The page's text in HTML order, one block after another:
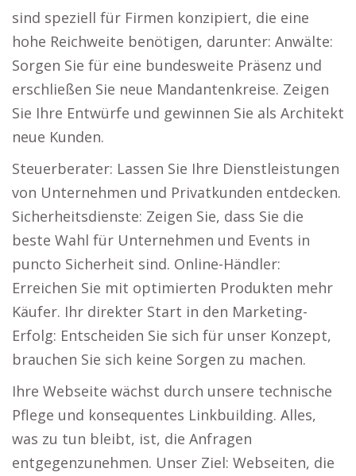
sind speziell für Firmen konzipiert, die eine
hohe Reichweite benötigen, darunter: Anwälte:
Sorgen Sie für eine bundesweite Präsenz und
erschließen Sie neue Mandantenkreise. Zeigen
Sie Ihre Entwürfe und gewinnen Sie als Architekt
neue Kunden.
Steuerberater: Lassen Sie Ihre Dienstleistungen
von Unternehmen und Privatkunden entdecken.
Sicherheitsdienste: Zeigen Sie, dass Sie die
beste Wahl für Unternehmen und Events in
puncto Sicherheit sind. Online-Händler:
Erreichen Sie mit optimierten Produkten mehr
Käufer. Ihr direkter Start in den Marketing-
Erfolg: Entscheiden Sie sich für unser Konzept,
brauchen Sie sich keine Sorgen zu machen.
Ihre Webseite wächst durch unsere technische
Pflege und konsequentes Linkbuilding. Alles,
was zu tun bleibt, ist, die Anfragen
entgegenzunehmen. Unser Ziel: Webseiten, die